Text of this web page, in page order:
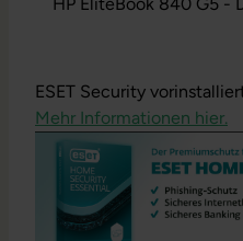
HP EliteBook 840 G5 -
ESET Security
Mehr Informationen hier.